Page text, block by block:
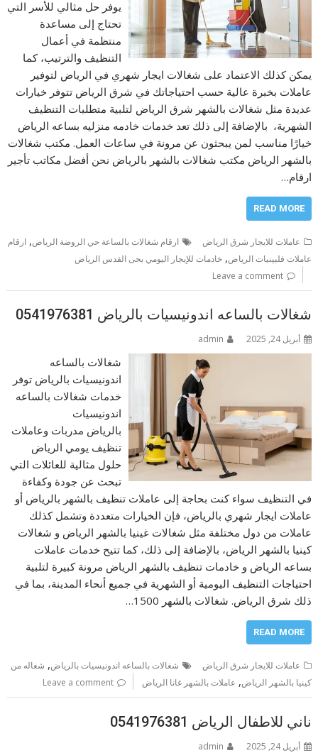
يوفر حل مثالي للأسر التي
تحتاج إلى مساعدة
منتظمة في أعمال
التنظيف والترتيب، كما
يمكن كذلك الاعتماد على شغالات ايجار شهري في الرياض لتوفير
عاملات بخبرة عالية حسب احتياجاتك في شرق الرياض تتوفر خيارات
عديدة مثل شغالات بالشهر شرق الرياض لتلبية متطلبات التنظيف
الشهرية، بالإضافة إلى ذلك تعد خدمات خادمه منزليه بساعه الرياض
خيارًا مناسب لمن يبحثون عن مرونة في ساعات العمل. مكتب شغالات
بالشهر الرياض مكتب شغالات بالشهر بالرياض نحن أفضل مكاتب تأجير
ارقام…
READ MORE
عاملات للايجار شرق الرياض ارقام شغالات بالساعة حي الروضة الرياض,ارقام
عاملات فلبينيات الرياض,خادمات للإيجار اليومي بحى القدس الرياض
Leave a comment
شغالات بالساعه اندونيسيات بالرياض 0541976381
أبريل 24, 2025 admin
شغالات بالساعه
اندونيسيات بالرياض توفر
خدمات شغالات بالساعه
اندونيسيات
بالرياض مدربات وعاملات
تنظيف يومي الرياض
حلول مثالية للعائلات التي
تبحث عن جودة وكفاءة
في التنظيف سواء كنت بحاجة إلى عاملات تنظيف بالشهر بالرياض أو
عاملات ايجار شهري بالرياض، فإن الخيارات متعددة وتشمل كذلك
عاملات من دول مختلفة مثل شغالات غينيا بالشهر الرياض و شغالات
كينيا بالشهر الرياض، بالإضافة إلى ذلك، كما تتيح خدمات عاملات
بساعه الرياض و خادمات تنظيف بالشهر الرياض مرونة كبيرة لتلبية
احتياجات التنظيف اليومية أو الشهرية في جميع أنحاء المدينة، بما في
ذلك شرق الرياض. شغالات بالشهر 1500…
READ MORE
عاملات للايجار شرق الرياض شغالات بالساعه اندونيسيات بالرياض, شغاله من
كينيا بالشهر الرياض, عاملات بالشهر غانا الرياض Leave a comment
ناني للاطفال الرياض 0541976381
أبريل 24, 2025 admin